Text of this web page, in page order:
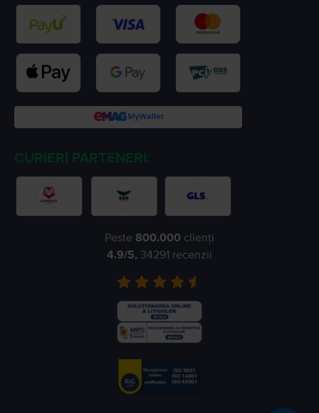
CURIERI PARTENERI:
Peste 800.000 clienți
4.9/5, 34291 recenzii